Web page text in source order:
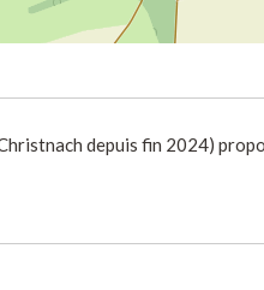
depuis fin 2024)